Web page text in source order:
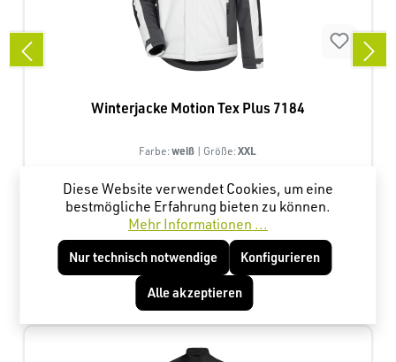
Winterjacke Motion Tex Plus 7184
Farbe:weiß | Größe:XXL
64,24 €*
Produktgalerie überspringen
Kunden haben sich ebenfalls angesehen
Diese Website verwendet Cookies, um eine
bestmögliche Erfahrung bieten zu können.
Mehr Informationen ...
Nur technisch notwendige Konfigurieren
Alle akzeptieren